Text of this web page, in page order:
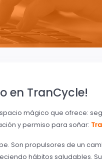
en TranCycle!
mágico que ofrece:
y permiso para soñar:
Son propulsores de un
hábitos saludables.